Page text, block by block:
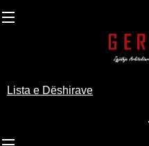
Lista e Dëshirave